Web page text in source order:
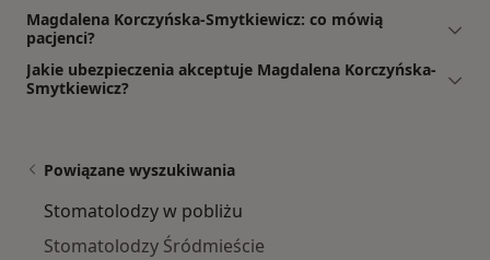
Magdalena Korczyńska-Smytkiewicz: co mówią
pacjenci?
Jakie ubezpieczenia akceptuje Magdalena Korczyńska-
Smytkiewicz?
Powiązane wyszukiwania
Stomatolodzy w pobliżu
Stomatolodzy Śródmieście